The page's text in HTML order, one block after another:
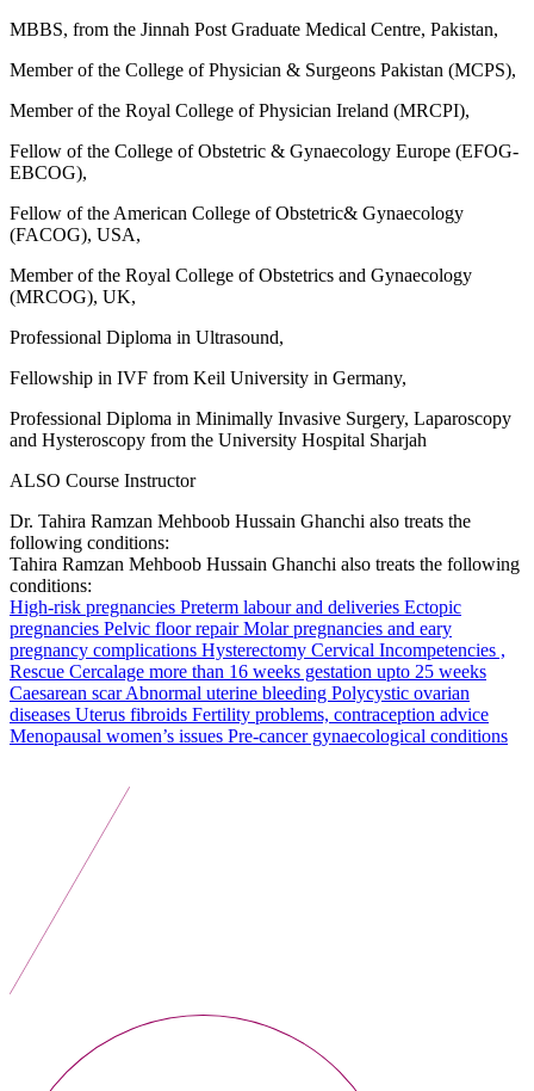
MBBS, from the Jinnah Post Graduate Medical Centre, Pakistan,
Member of the College of Physician & Surgeons Pakistan (MCPS),
Member of the Royal College of Physician Ireland (MRCPI),
Fellow of the College of Obstetric & Gynaecology Europe (EFOG-
EBCOG),
Fellow of the American College of Obstetric& Gynaecology
(FACOG), USA,
Member of the Royal College of Obstetrics and Gynaecology
(MRCOG), UK,
Professional Diploma in Ultrasound,
Fellowship in IVF from Keil University in Germany,
Professional Diploma in Minimally Invasive Surgery, Laparoscopy
and Hysteroscopy from the University Hospital Sharjah
ALSO Course Instructor
Dr. Tahira Ramzan Mehboob Hussain Ghanchi also treats the
following conditions:
Tahira Ramzan Mehboob Hussain Ghanchi also treats the following
conditions:
High-risk pregnancies Preterm labour and deliveries Ectopic
pregnancies Pelvic floor repairMolar pregnancies and eary
pregnancy complications Hysterectomy Cervical Incompetencies ,
Rescue Cercalage more than 16 weeks gestation upto 25 weeks
Caesarean scarAbnormal uterine bleeding Polycystic ovarian
diseases Uterus fibroids Fertility problems, contraception advice
Menopausal women’s issues Pre-cancer gynaecological conditions